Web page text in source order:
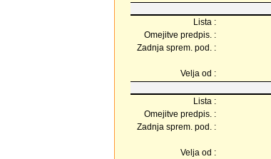
Lista :
Omejitve predpis. :
Zadnja sprem. pod. :
Velja od :
Lista :
Omejitve predpis. :
Zadnja sprem. pod. :
Velja od :